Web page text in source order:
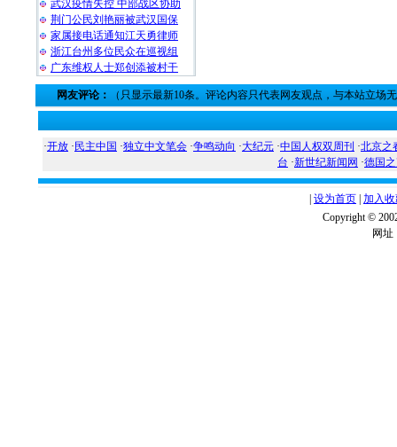
武汉疫情失控 中部战区协助
荆门公民刘艳丽被武汉国保
家属接电话通知江天勇律师
浙江台州多位民众在巡视组
广东维权人士郑创添被村干
网友评论： （只显示最新10条。评论内容只代表网友观点，与本站立场
·开放 · 民主中国 ·独立中文笔会 ·争鸣动向 ·大纪元 ·中国人权双周刊 ·北京之
台 ·新世纪新闻网 ·德国
设为首页 加入
Copyright ©
网址